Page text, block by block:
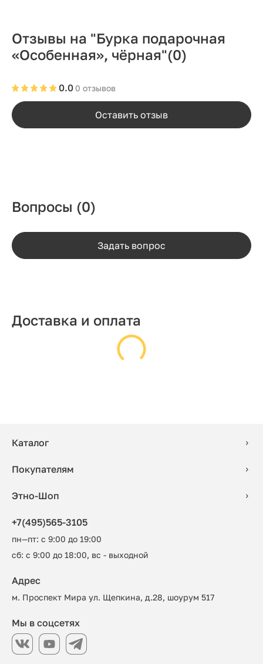
Отзывы на "Бурка подарочная
«Особенная», чёрная"(0)
0 отзывов
0.0
Оставить отзыв
Вопросы (0)
Задать вопрос
Доставка и оплата
Каталог
Покупателям
Этно-Шоп
+7(495)565-3105
пн—пт: с 9:00 до 19:00
сб: с 9:00 до 18:00, вс - выходной
Адрес
м. Проспект Мира ул. Щепкина, д.28, шоурум 517
Мы в соцсетях